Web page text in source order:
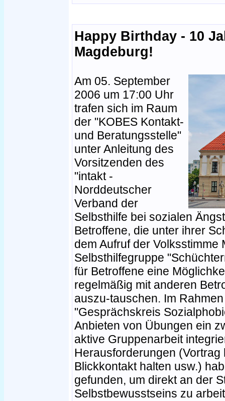
Happy Birthday - 10
Magdeburg!
Am 05. September
2006 um 17:00 Uhr
trafen sich im Raum
der "KOBES Kontakt-
und Beratungsstelle"
unter Anleitung des
Vorsitzenden des
"intakt -
Norddeutscher
Verband der
Selbsthilfe bei sozialen
Betroffene, die unter ihrer
dem Aufruf der Volksstimme
Selbsthilfegruppe
für Betroffene eine
regelmäßig mit anderen
auszu-tauschen. Im
"Gesprächskreis
Anbieten von Übungen ein
aktive Gruppenarbeit
Herausforderungen (Vortrag
Blickkontakt halten usw.)
gefunden, um direkt an der
Selbstbewusstseins zu